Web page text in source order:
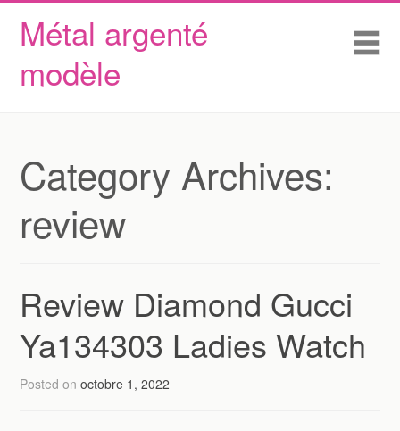
Métal argenté
modèle
Skip to content
Accueil
Conditions d’utilisation
Category Archives:
review
Review Diamond Gucci
Ya134303 Ladies Watch
Posted onoctobre 1, 2022